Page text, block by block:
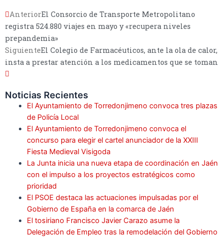
AnteriorEl Consorcio de Transporte Metropolitano
registra 524.880 viajes en mayo y «recupera niveles
prepandemia»
SiguienteEl Colegio de Farmacéuticos, ante la ola de calor,
insta a prestar atención a los medicamentos que se toman
Noticias Recientes
El Ayuntamiento de Torredonjimeno convoca tres plazas
de Policía Local
El Ayuntamiento de Torredonjimeno convoca el
concurso para elegir el cartel anunciador de la XXIII
Fiesta Medieval Visigoda
La Junta inicia una nueva etapa de coordinación en Jaén
con el impulso a los proyectos estratégicos como
prioridad
El PSOE destaca las actuaciones impulsadas por el
Gobierno de España en la comarca de Jaén
El tosiriano Francisco Javier Carazo asume la
Delegación de Empleo tras la remodelación del Gobierno